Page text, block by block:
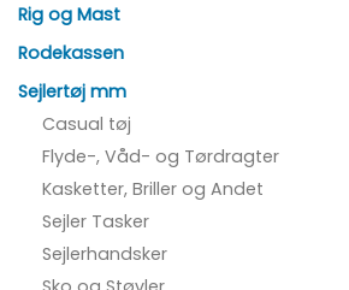
Rig og Mast
Rodekassen
Sejlertøj mm
Casual tøj
Flyde-, Våd- og Tørdragter
Kasketter, Briller og Andet
Sejler Tasker
Sejlerhandsker